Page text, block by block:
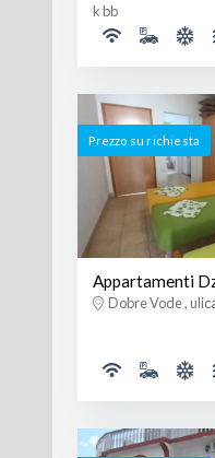
k bb
Prezzo su richiesta
Appartamenti
Dobre Vode ,